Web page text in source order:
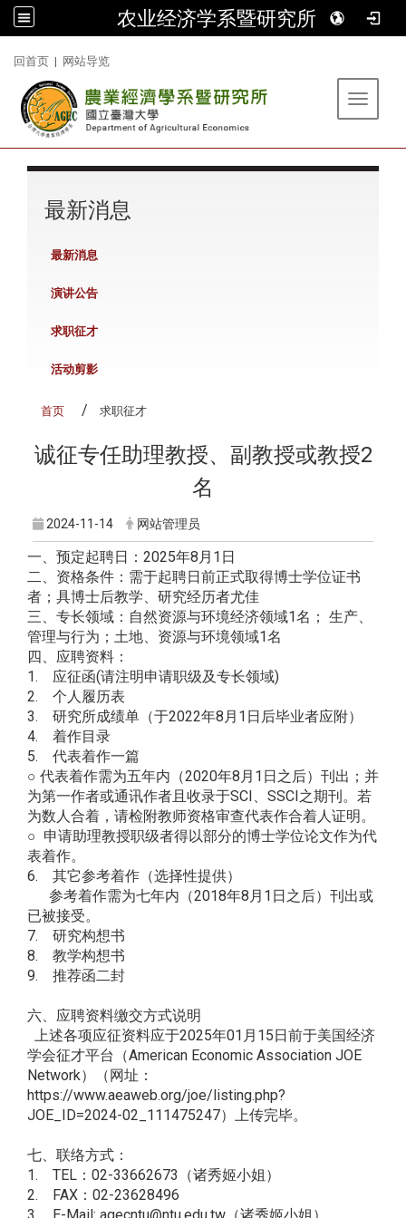
农业经济学系暨研究所
回首页 | 网站导览
Toggle
最新消息
最新消息
演讲公告
求职征才
活动剪影
首页 求职征才
诚征专任助理教授、副教授或教授2
名
2024-11-14 网站管理员
一、预定起聘日：2025年8月1日
二、资格条件：需于起聘日前正式取得博士学位证书
者；具博士后教学、研究经历者尤佳
三、专长领域：自然资源与环境经济领域1名； 生产、
管理与行为；土地、资源与环境领域1名
四、应聘资料：
1. 应征函(请注明申请职级及专长领域)
2. 个人履历表
3. 研究所成绩单（于2022年8月1日后毕业者应附）
4. 着作目录
5. 代表着作一篇
○ 代表着作需为五年内（2020年8月1日之后）刊出；并
为第一作者或通讯作者且收录于SCI、SSCI之期刊。若
为数人合着，请检附教师资格审查代表作合着人证明。
○ 申请助理教授职级者得以部分的博士学位论文作为代
表着作。
6. 其它参考着作（选择性提供）
参考着作需为七年内（2018年8月1日之后）刊出或
已被接受。
7. 研究构想书
8. 教学构想书
9. 推荐函二封
六、应聘资料缴交方式说明
上述各项应征资料应于2025年01月15日前于美国经济
学会征才平台（American Economic Association JOE
Network）（网址：
https://www.aeaweb.org/joe/listing.php?
JOE_ID=2024-02_111475247）上传完毕。
七、联络方式：
1. TEL：02-33662673（诸秀姬小姐）
2. FAX：02-23628496